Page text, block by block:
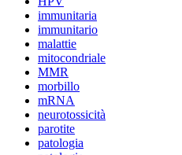
immunitaria
immunitario
malattie
mitocondriale
MMR
morbillo
mRNA
neurotossicità
parotite
patologia